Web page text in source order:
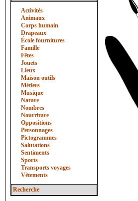
Activités
Animaux
Corps humain
Drapeaux
École fournitures
Famille
Fêtes
Jouets
Lieux
Maison outils
Métiers
Musique
Nature
Nombres
Nourriture
Oppositions
Personnages
Pictogrammes
Salutations
Sentiments
Sports
Transports voyages
Vêtements
Recherche